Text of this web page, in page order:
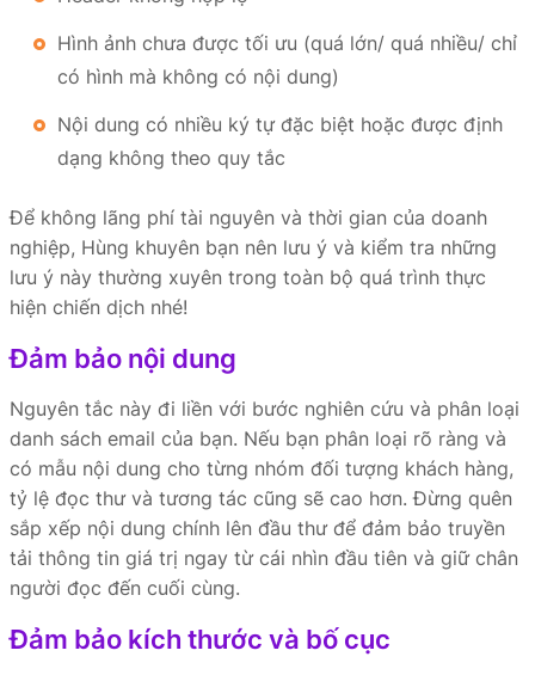
Hình ảnh chưa được tối ưu (quá lớn/ quá nhiều/ chỉ
có hình mà không có nội dung)
Nội dung có nhiều ký tự đặc biệt hoặc được định
dạng không theo quy tắc
Để không lãng phí tài nguyên và thời gian của doanh
nghiệp, Hùng khuyên bạn nên lưu ý và kiểm tra những
lưu ý này thường xuyên trong toàn bộ quá trình thực
hiện chiến dịch nhé!
Đảm bảo nội dung
Nguyên tắc này đi liền với bước nghiên cứu và phân loại
danh sách email của bạn. Nếu bạn phân loại rõ ràng và
có mẫu nội dung cho từng nhóm đối tượng khách hàng,
tỷ lệ đọc thư và tương tác cũng sẽ cao hơn. Đừng quên
sắp xếp nội dung chính lên đầu thư để đảm bảo truyền
tải thông tin giá trị ngay từ cái nhìn đầu tiên và giữ chân
người đọc đến cuối cùng.
Đảm bảo kích thước và bố cục